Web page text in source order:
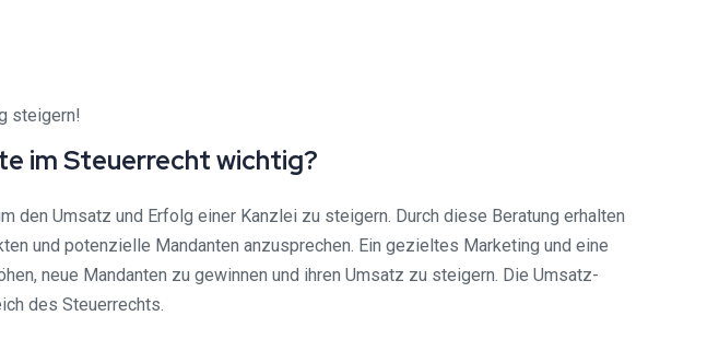
steigern!
im Steuerrecht wichtig?
Umsatz und Erfolg einer Kanzlei zu steigern. Durch diese Beratung erhalten
und potenzielle Mandanten anzusprechen. Ein gezieltes Marketing und eine
neue Mandanten zu gewinnen und ihren Umsatz zu steigern. Die Umsatz-
des Steuerrechts.